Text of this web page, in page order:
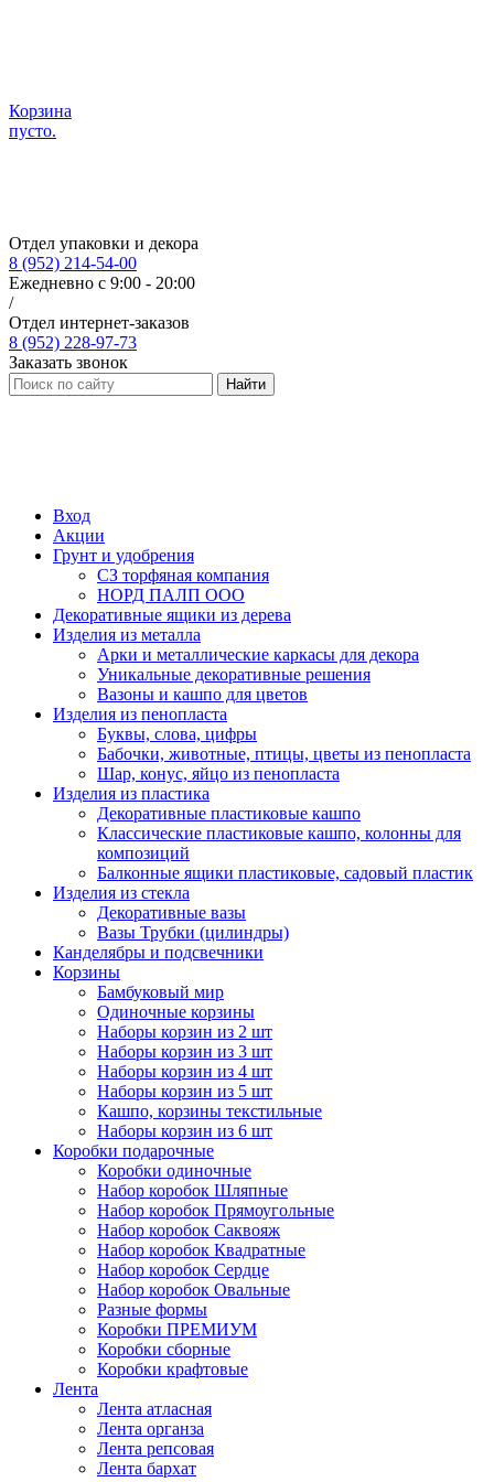
Корзина
пусто.
Отдел упаковки и декора
8 (952) 214-54-00
Ежедневно с 9:00 - 20:00
/
Отдел интернет-заказов
8 (952) 228-97-73
Заказать звонок
Найти
Вход
Акции
Грунт и удобрения
СЗ торфяная компания
НОРД ПАЛП ООО
Декоративные ящики из дерева
Изделия из металла
Арки и металлические каркасы для декора
Уникальные декоративные решения
Вазоны и кашпо для цветов
Изделия из пенопласта
Буквы, слова, цифры
Бабочки, животные, птицы, цветы из пенопласта
Шар, конус, яйцо из пенопласта
Изделия из пластика
Декоративные пластиковые кашпо
Классические пластиковые кашпо, колонны для
композиций
Балконные ящики пластиковые, садовый пластик
Изделия из стекла
Декоративные вазы
Вазы Трубки (цилиндры)
Канделябры и подсвечники
Корзины
Бамбуковый мир
Одиночные корзины
Наборы корзин из 2 шт
Наборы корзин из 3 шт
Наборы корзин из 4 шт
Наборы корзин из 5 шт
Кашпо, корзины текстильные
Наборы корзин из 6 шт
Коробки подарочные
Коробки одиночные
Набор коробок Шляпные
Набор коробок Прямоугольные
Набор коробок Саквояж
Набор коробок Квадратные
Набор коробок Сердце
Набор коробок Овальные
Разные формы
Коробки ПРЕМИУМ
Коробки сборные
Коробки крафтовые
Лента
Лента атласная
Лента органза
Лента репсовая
Лента бархат